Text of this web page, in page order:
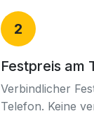
2
Festpreis am
Verbindlicher
Telefon. Keine